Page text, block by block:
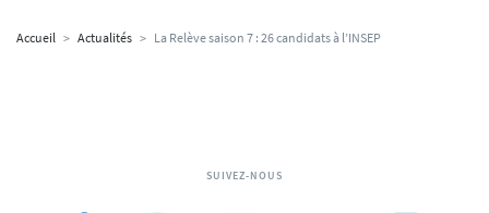
Accueil > Actualités > La Relève saison 7 : 26 candidats à l’INSEP
SUIVEZ-NOUS